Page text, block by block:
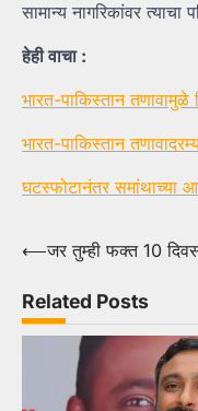
सामान्य नागरिकांवर
हेही वाचा :
भारत-पाकिस्तान तणावामुळे
भारत-पाकिस्तान
घटस्फोटानंतर समांथाच्या
Post
navigation
⟵जर तुम्ही फक्त 10
Related Posts